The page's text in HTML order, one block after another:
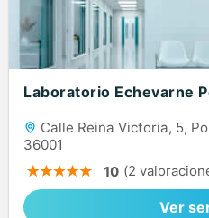
Laboratorio Echevarne
Calle Reina Victoria, 5,
36001
10 (2
Ver